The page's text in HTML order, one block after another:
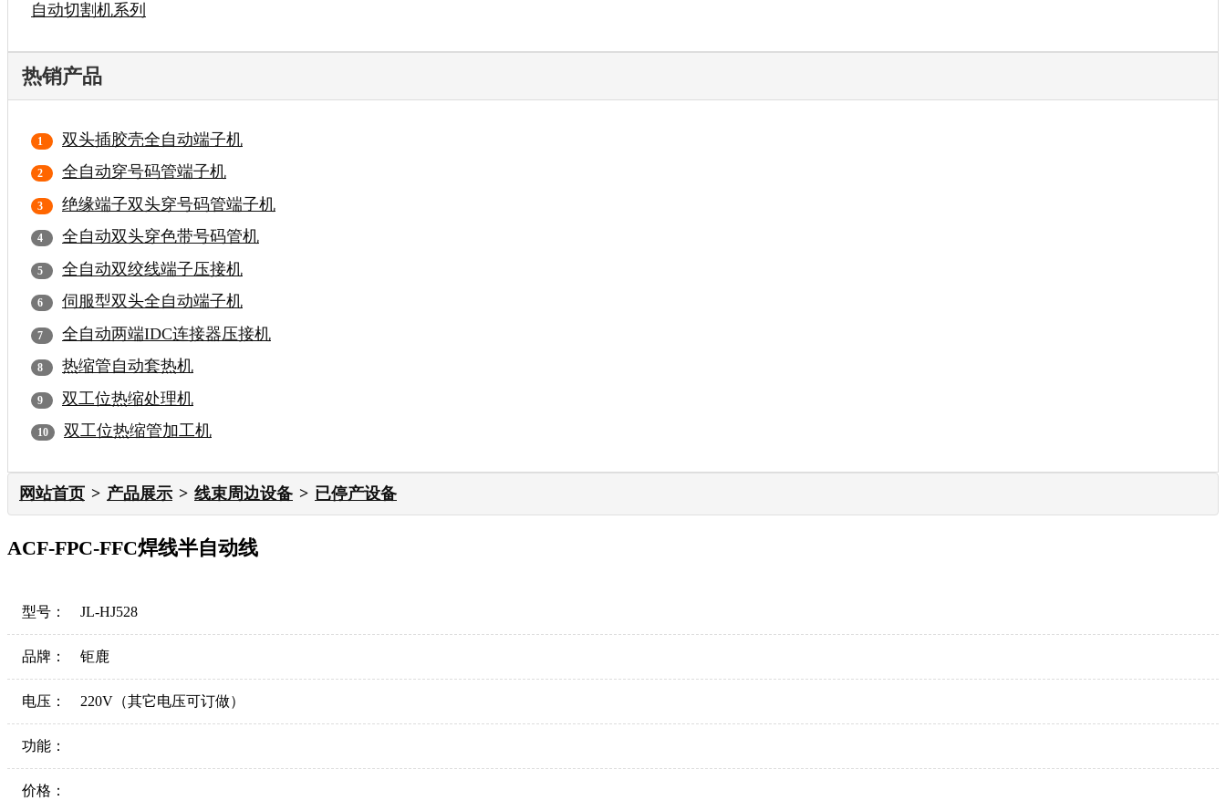
自动切割机系列
热销产品
双头插胶壳全自动端子机
全自动穿号码管端子机
绝缘端子双头穿号码管端子机
全自动双头穿色带号码管机
全自动双绞线端子压接机
伺服型双头全自动端子机
全自动两端IDC连接器压接机
热缩管自动套热机
双工位热缩处理机
双工位热缩管加工机
网站首页 产品展示 线束周边设备 已停产设备
ACF-FPC-FFC焊线半自动线
型号： JL-HJ528
品牌： 钜鹿
电压： 220V（其它电压可订做）
功能：
价格：